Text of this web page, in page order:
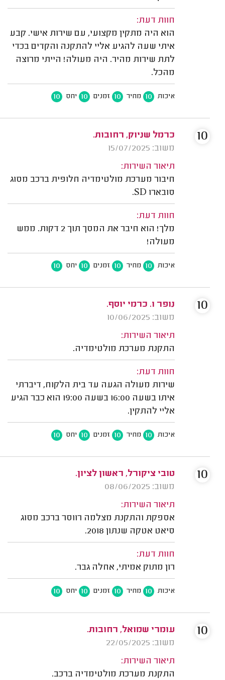
חוות דעת:
הוא היה מתקין מקצועי, עם שירות אישי. קבע
איתי שעה להגיע אליי להתקנה והקדים בכדי
לתת שירות מהיר. היה מעולה! הייתי מרוצה
מהכל.
איכות 10 מחיר 10 זמנים 10 יחס 10
כרמל שניוק, רחובות.
משוב: 15/07/2025
תיאור השירות:
חיבור מערכת מולטימדיה חלופית ברכב מסוג
סובארו SD.
חוות דעת:
מלך! הוא חיבר את המסך תוך 2 דקות. ממש
מעולה!
איכות 10 מחיר 10 זמנים 10 יחס 10
10
נופר ו. כרמי יוסף.
משוב: 10/06/2025
תיאור השירות:
התקנת מערכת מולטימדיה.
חוות דעת:
שירות מעולה הגעה עד בית הלקוח, דיברתי
איתו בשעה 16:00 בשעה 19:00 הוא כבר הגיע
אליי להתקין.
איכות 10 מחיר 10 זמנים 10 יחס 10
10
טובי ציקורל, ראשון לציון.
משוב: 08/06/2025
תיאור השירות:
אספקת והתקנת מצלמה רווסר ברכב מסוג
סיאט אטקה שנתון 2018.
חוות דעת:
רון מתוק אמיתי, אחלה גבר.
איכות 10 מחיר 10 זמנים 10 יחס 10
10
עומרי שמואל, רחובות.
משוב: 22/05/2025
תיאור השירות:
התקנת מערכת מולטימדיה ברכב.
10